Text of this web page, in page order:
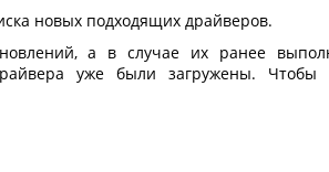
новых подходящих драйверов.
а в случае их ранее
уже были загружены. Чтобы